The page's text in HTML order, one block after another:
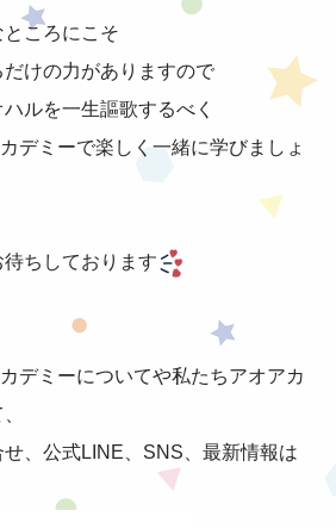
ころにこそ
けの力がありますので
ルを一生謳歌するべく
デミーで楽しく一緒に学びましょ
ちしております
デミーについてや私たちアオアカ
、公式LINE、SNS、最新情報は